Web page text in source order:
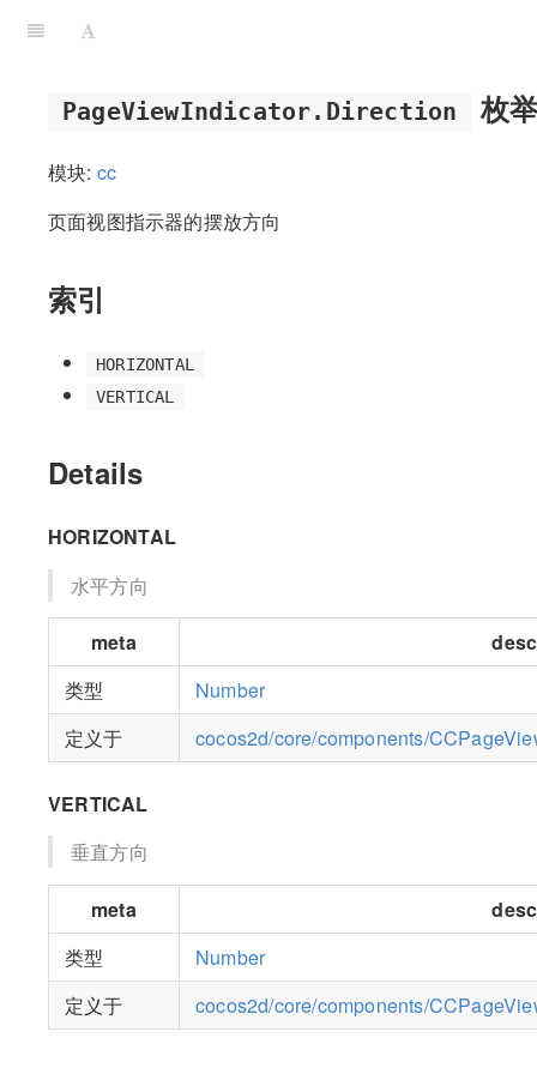
PageViewIndicator.Direction 枚
模块: cc
页面视图指示器的摆放方向
索引
HORIZONTAL
VERTICAL
Details
HORIZONTAL
水平方向
meta
类型
Number
定义于
cocos2d/core/components/
VERTICAL
垂直方向
meta
类型
Number
定义于
cocos2d/core/components/